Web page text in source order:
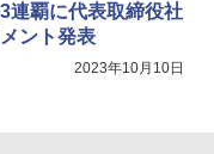
連覇に代表取締役社
ント発表
2023年10月10日